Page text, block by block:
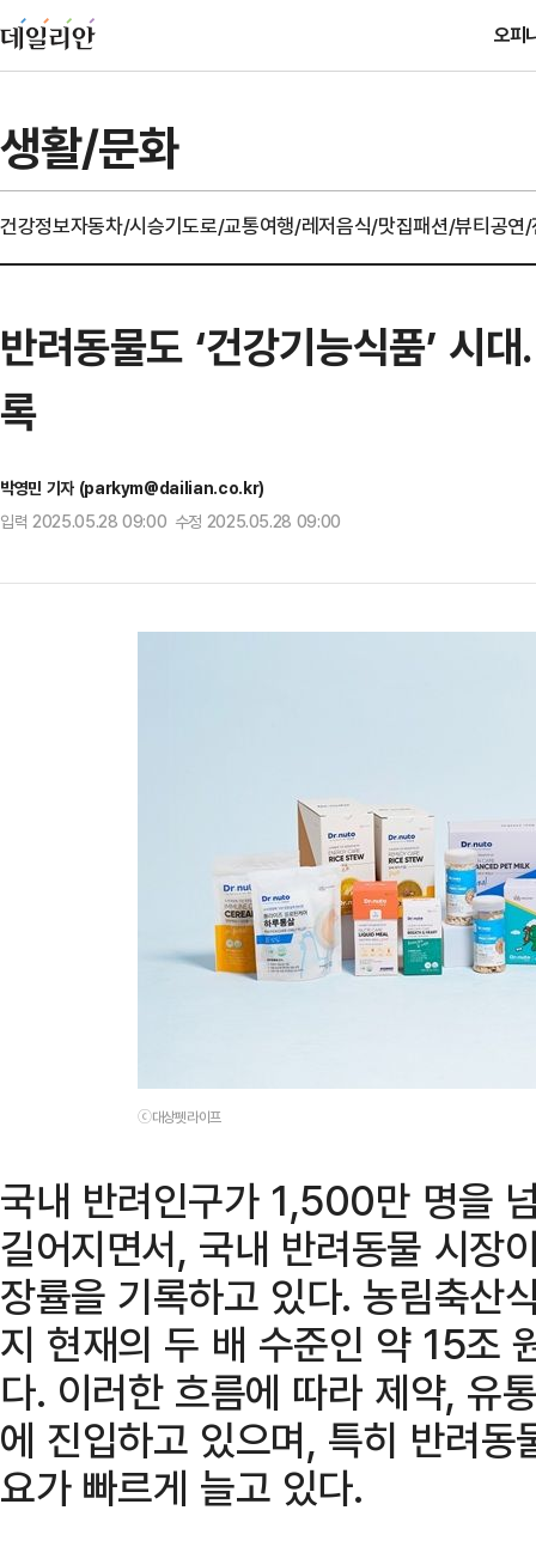
오피
생활/문화
건강정보자동차/시승기도로/교통여행/레저음식/맛집패션/뷰티공연
반려동물도 ‘건강기능식품’ 시
록
박영민 기자 (parkym@dailian.co.kr)
입력 2025.05.28 09:00 수정 2025.05.28 09:00
ⓒ대상펫라이프
국내 반려인구가 1,500만 명을
길어지면서, 국내 반려동물 시장
장률을 기록하고 있다. 농림축산
지 현재의 두 배 수준인 약 15조
다. 이러한 흐름에 따라 제약, 유
에 진입하고 있으며, 특히 반려
요가 빠르게 늘고 있다.